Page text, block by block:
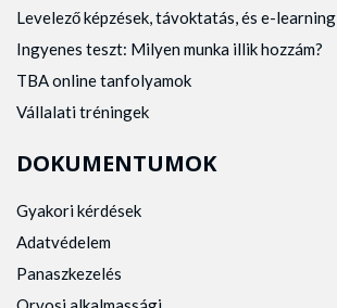
Levelező képzések, távoktatás, és e-learning
Ingyenes teszt: Milyen munka illik hozzám?
TBA online tanfolyamok
Vállalati tréningek
DOKUMENTUMOK
Gyakori kérdések
Adatvédelem
Panaszkezelés